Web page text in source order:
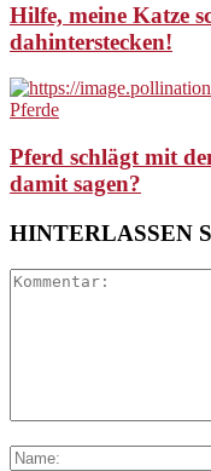
Hilfe, meine Katze
dahinterstecken!
Pferde
Pferd schlägt mit
damit sagen?
HINTERLASSEN